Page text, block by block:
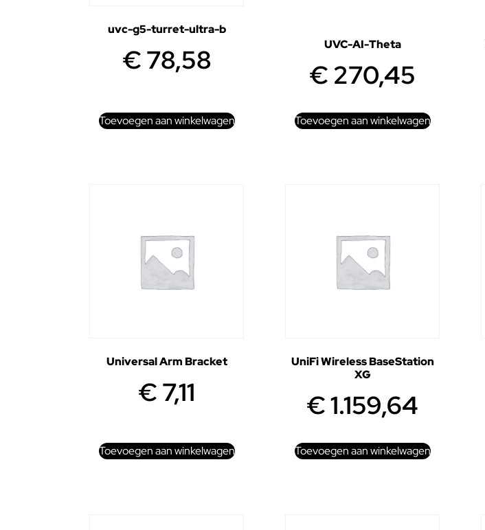
uvc-g5-turret-ultra-b
€78,58
Toevoegen aan winkelwagen
UVC-AI-Theta
€270,45
Toevoegen aan winkelwagen
Universal Arm Bracket
€7,11
Toevoegen aan winkelwagen
UniFi Wireless BaseStation
XG
€1.159,64
Toevoegen aan winkelwagen